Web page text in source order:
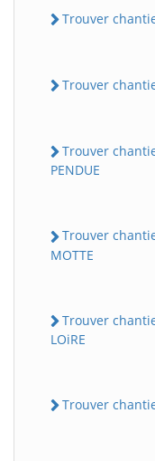
Trouver
Trouver
Trouver
PENDUE
Trouver
MOTTE
Trouver
LOiRE
Trouver